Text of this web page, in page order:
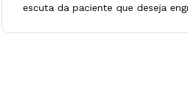
escuta da paciente que deseja